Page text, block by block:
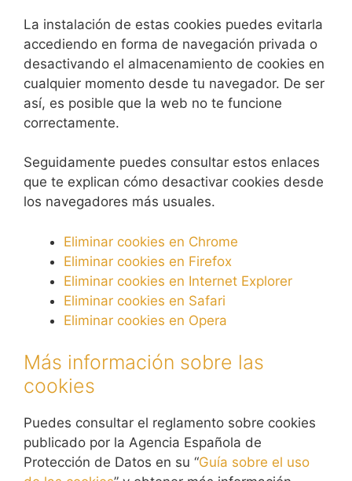
La instalación de estas cookies puedes evitarla
accediendo en forma de navegación privada o
desactivando el almacenamiento de cookies en
cualquier momento desde tu navegador. De ser
así, es posible que la web no te funcione
correctamente.
Seguidamente puedes consultar estos enlaces
que te explican cómo desactivar cookies desde
los navegadores más usuales.
Eliminar cookies en Chrome
Eliminar cookies en Firefox
Eliminar cookies en Internet Explorer
Eliminar cookies en Safari
Eliminar cookies en Opera
Más información sobre las
cookies
Puedes consultar el reglamento sobre cookies
publicado por la Agencia Española de
Protección de Datos en su “Guía sobre el uso